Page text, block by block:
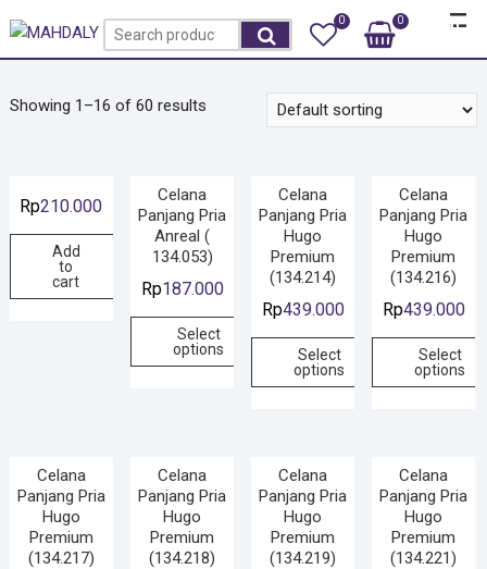
to
content
Search
for:
0 Total
0
Showing 1–16 of 60 results
Rp210.000
Add
to
cart
Celana
Panjang Pria
Anreal (
134.053)
Rp187.000
Select
options
Celana
Panjang Pria
Hugo
Premium
(134.214)
Rp439.000
Select
options
Celana
Panjang Pria
Hugo
Premium
(134.216)
Rp439.000
Select
options
Celana
Panjang Pria
Hugo
Premium
(134.217)
Celana
Panjang Pria
Hugo
Premium
(134.218)
Celana
Panjang Pria
Hugo
Premium
(134.219)
Celana
Panjang Pria
Hugo
Premium
(134.221)